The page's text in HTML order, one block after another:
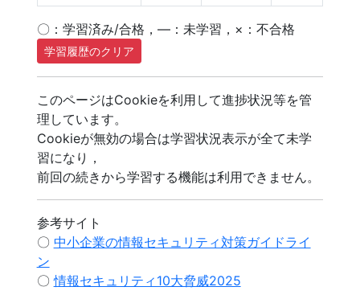
〇：学習済み/合格，―：未学習，×：不合格
学習履歴のクリア
このページはCookieを利用して進捗状況等を管
理しています。
Cookieが無効の場合は学習状況表示が全て未学
習になり，
前回の続きから学習する機能は利用できません。
参考サイト
〇 中小企業の情報セキュリティ対策ガイドライ
ン
〇情報セキュリティ10大脅威2025